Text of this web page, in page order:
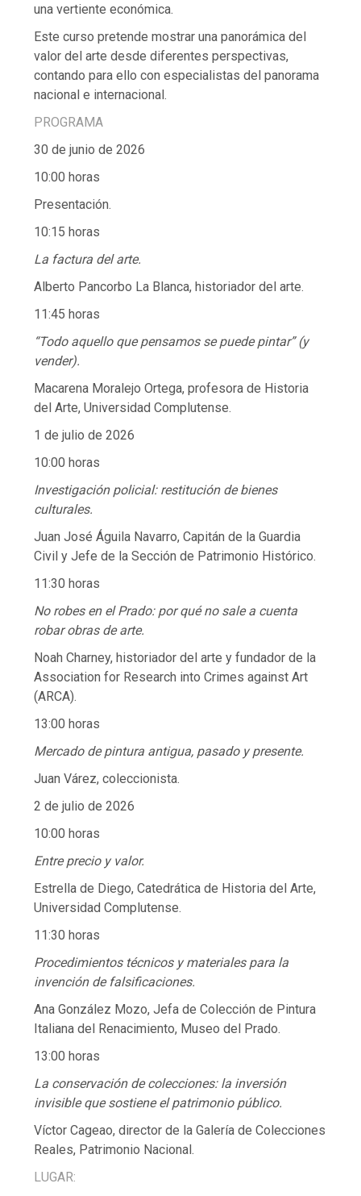
una vertiente económica.
Este curso pretende mostrar una panorámica del
valor del arte desde diferentes perspectivas,
contando para ello con especialistas del panorama
nacional e internacional.
PROGRAMA
30 de junio de 2026
10:00 horas
Presentación.
10:15 horas
La factura del arte.
Alberto Pancorbo La Blanca, historiador del arte.
11:45 horas
“Todo aquello que pensamos se puede pintar” (y
vender).
Macarena Moralejo Ortega, profesora de Historia
del Arte, Universidad Complutense.
1 de julio de 2026
10:00 horas
Investigación policial: restitución de bienes
culturales.
Juan José Águila Navarro, Capitán de la Guardia
Civil y Jefe de la Sección de Patrimonio Histórico.
11:30 horas
No robes en el Prado: por qué no sale a cuenta
robar obras de arte.
Noah Charney, historiador del arte y fundador de la
Association for Research into Crimes against Art
(ARCA).
13:00 horas
Mercado de pintura antigua, pasado y presente.
Juan Várez, coleccionista.
2 de julio de 2026
10:00 horas
Entre precio y valor.
Estrella de Diego, Catedrática de Historia del Arte,
Universidad Complutense.
11:30 horas
Procedimientos técnicos y materiales para la
invención de falsificaciones.
Ana González Mozo, Jefa de Colección de Pintura
Italiana del Renacimiento, Museo del Prado.
13:00 horas
La conservación de colecciones: la inversión
invisible que sostiene el patrimonio público.
Víctor Cageao, director de la Galería de Colecciones
Reales, Patrimonio Nacional.
LUGAR: